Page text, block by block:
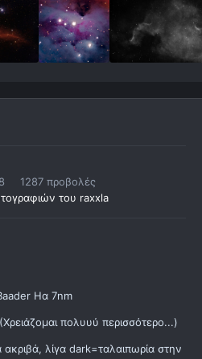
1287 προβολές
του raxxla
Ηα 7nm
πολυυύ περισσότερο...)
λίγα dark=ταλαιπωρία στην